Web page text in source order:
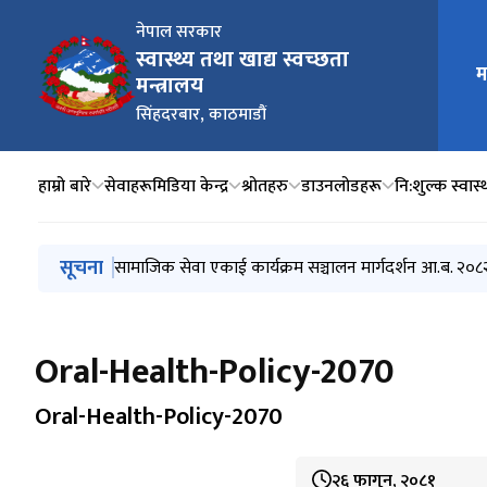
नेपाल सरकार
स्वास्थ्य तथा खाद्य स्वच्छता
मन्त्रालय
सिंहदरबार, काठमाडौं
मुख्य
हाम्रो बारे सेवाहरूमिडिया केन्द्र श्रोतहरु डाउनलोडहरू नि:शुल्क
मुख्य नेभिगेसनमा जानुहोस्
सूचना स्वतः प्रकाशन चौथौं त्रैमासिक (२०८१ बैशाख, जेष्ठ, अषाढ)
सामाजिक सेवा एकाई कार्यक्रम सञ्चालन मार्गदर्शन आ.ब.
एकद्वार संकट व्यवस्थापन केन्द्र कार्यक्रम सञ्चालन
जेरियाट्रिक (ज्येष्ठ नागरिक) स्वास्थ्य सेवा सञ्चालन
स्थानीय तहमा आधारभूत स्वास्थ्य सेवा केन्द्र निर्माण तथा सेवा
Oral-Health-Policy-2070
Oral-Health-Policy-2070
२६ फागुन, २०८१